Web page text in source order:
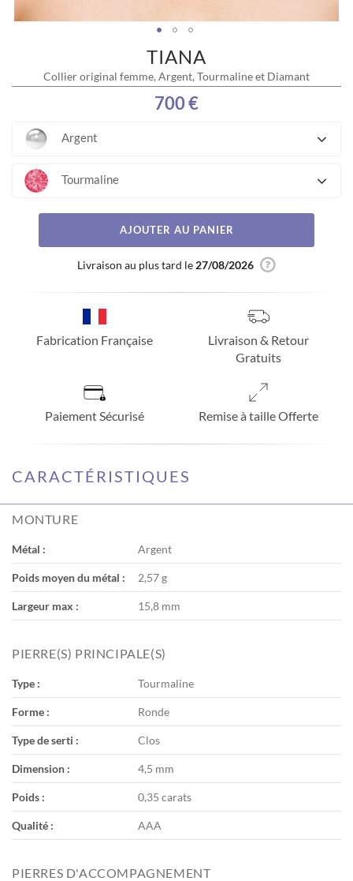
TIANA
Collier original femme, Argent, Tourmaline et Diamant
700 €
Argent
Tourmaline
AJOUTER AU PANIER
Livraison au plus tard le 27/08/2026
Fabrication Française
Livraison & Retour
Gratuits
Paiement Sécurisé Remise à taille Offerte
images
CARACTÉRISTIQUES
MONTURE
Métal : Argent
Poids moyen du métal : 2,57 g
Largeur max : 15,8 mm
PIERRE(S) PRINCIPALE(S)
Type : Tourmaline
Forme : Ronde
Type de serti : Clos
Dimension : 4,5 mm
Poids : 0,35 carats
Qualité : AAA
PIERRES D'ACCOMPAGNEMENT